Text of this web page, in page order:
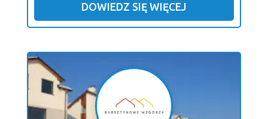
DOWIEDZ SIĘ WIĘCEJ